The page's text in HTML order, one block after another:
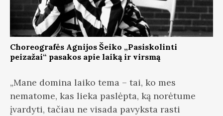
Choreografės Agnijos Šeiko „Pasiskolinti
peizažai“ pasakos apie laiką ir virsmą
„Mane domina laiko tema – tai, ko mes
nematome, kas lieka paslėpta, ką norėtume
įvardyti, tačiau ne visada pavyksta rasti